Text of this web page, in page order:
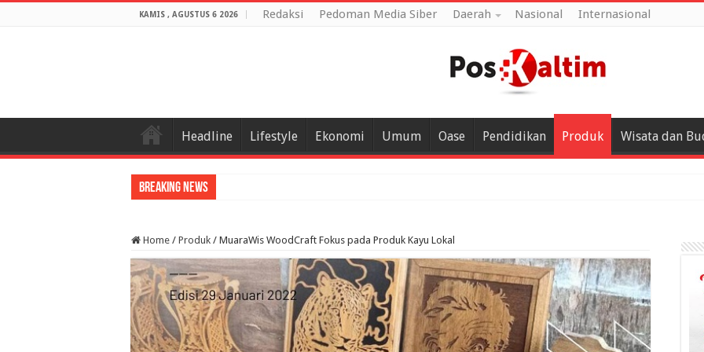
KAMIS , AGUSTUS 6 2026 Redaksi Pedoman Media Siber Daerah Nasional Internasional
Headline Lifestyle Ekonomi Umum Oase Pendidikan Produk Wisata dan
Breaking News
Home / Produk / MuaraWis WoodCraft Fokus pada Produk Kayu Lokal